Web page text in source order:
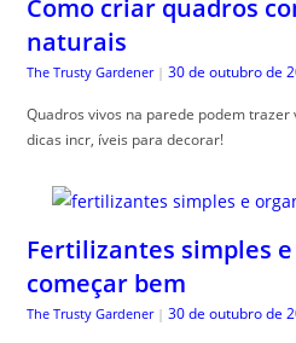
Como criar quadros
naturais
The Trusty Gardener | 30 de outubro de
Quadros vivos na parede podem trazer
dicas incr, íveis para decorar!
Fertilizantes simples
começar bem
The Trusty Gardener | 30 de outubro de